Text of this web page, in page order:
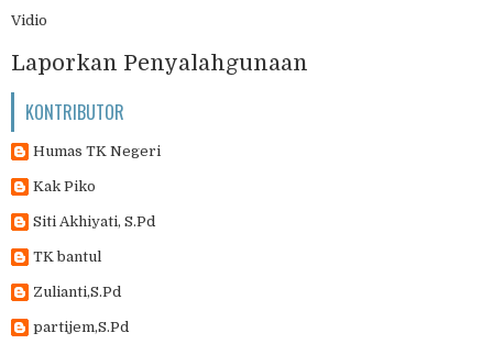
Vidio
Laporkan Penyalahgunaan
KONTRIBUTOR
Humas TK Negeri
Kak Piko
Siti Akhiyati, S.Pd
TK bantul
Zulianti,S.Pd
partijem,S.Pd